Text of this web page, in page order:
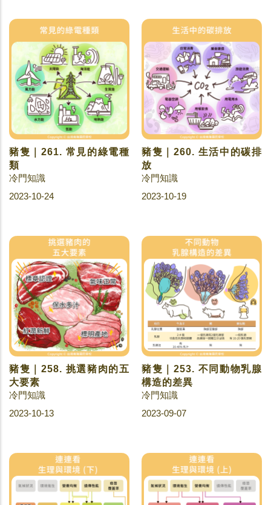
豬隻｜261. 常見的綠電種
類
冷門知識
2023-10-24
豬隻｜260. 生活中的碳排
放
冷門知識
2023-10-19
豬隻｜258. 挑選豬肉的五
大要素
冷門知識
2023-10-13
豬隻｜253. 不同動物乳腺
構造的差異
冷門知識
2023-09-07